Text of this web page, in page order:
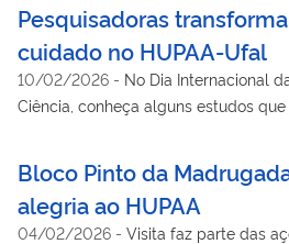
Pesquisadoras
cuidado no HUPAA-Ufal
10/02/2026 - No Dia Internacional
Ciência, conheça alguns estudos
Bloco Pinto da
alegria ao HUPAA
04/02/2026 - Visita faz parte das